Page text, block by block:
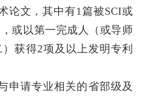
论文，其中有1篇被SCI或
或以第一完成人（或导师
获得2项及以上发明专利
申请专业相关的省部级及